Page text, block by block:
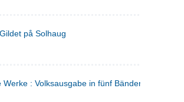
på Solhaug
Werke : Volksausgabe in fünf Bänden